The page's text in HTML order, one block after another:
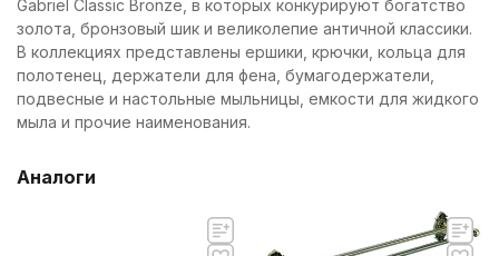
Gabriel Classic Bronze, в которых конкурируют богатство
золота, бронзовый шик и великолепие античной классики.
В коллекциях представлены ершики, крючки, кольца для
полотенец, держатели для фена, бумагодержатели,
подвесные и настольные мыльницы, емкости для жидкого
мыла и прочие наименования.
Аналоги